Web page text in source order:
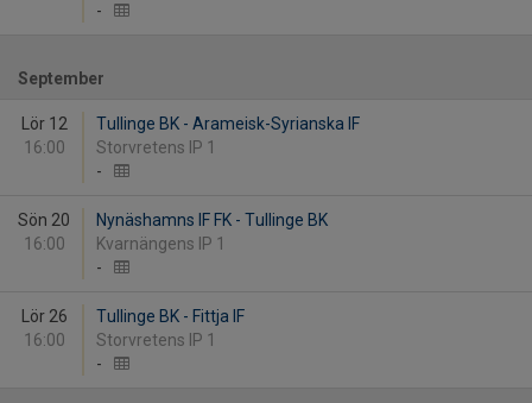
-
September
Lör 12
16:00
Tullinge BK - Arameisk-Syrianska IF
Storvretens IP 1
-
Sön 20
16:00
Nynäshamns IF FK - Tullinge BK
Kvarnängens IP 1
-
Lör 26
16:00
Tullinge BK - Fittja IF
Storvretens IP 1
-